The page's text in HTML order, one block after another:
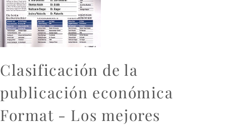
Clasificación de la
publicación económica
Format - Los mejores